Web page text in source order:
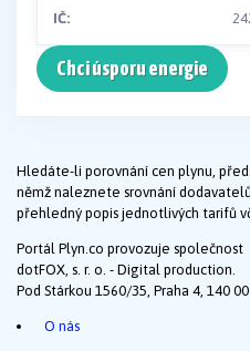
IČ:
Chci úsporu energie
Hledáte-li porovnání cen plynu,
němž naleznete srovnání
přehledný popis jednotlivých tarifů
Portál Plyn.co provozuje společnost
dotFOX, s. r. o. - Digital production.
Pod Stárkou 1560/35, Praha 4, 140 00
O nás